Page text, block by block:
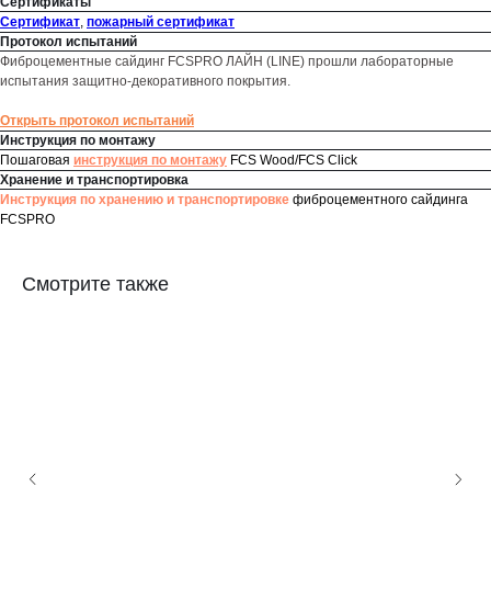
Сертификат, пожарный сертификат
Протокол испытаний
Фиброцементные сайдинг FCSPRO ЛАЙН (LINE) прошли лабораторные
испытания защитно-декоративного покрытия.
Открыть протокол испытаний
Инструкция по монтажу
Пошаговая инструкция по монтажу FCS Wood/FCS Click
Хранение и транспортировка
Инструкция по хранению и транспортировке фиброцементного сайдинга
FCSPRO
Смотрите также